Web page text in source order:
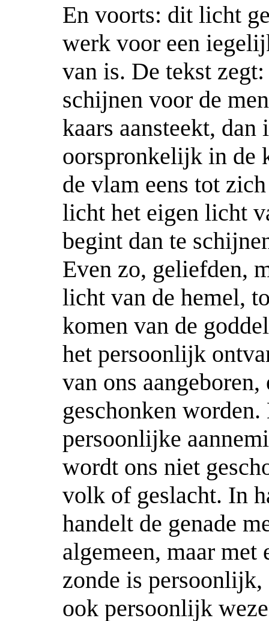
En voorts: dit licht
werk voor een
van is. De tekst
schijnen voor de
kaars aansteekt,
oorspronkelijk in de
de vlam eens tot
licht het eigen licht
begint dan te
Even zo, geliefden,
licht van de hemel,
komen van de
het persoonlijk
van ons
geschonken
persoonlijke
wordt ons niet
volk of geslacht. In
handelt de genade
algemeen, maar
zonde is persoonlijk,
ook persoonlijk